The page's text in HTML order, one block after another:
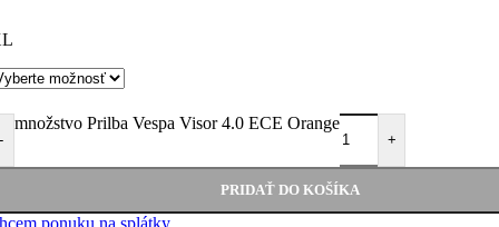
množstvo Prilba Vespa Visor 4.0 ECE Orange
+
PRIDAŤ DO KOŠÍKA
ponuku na splátky